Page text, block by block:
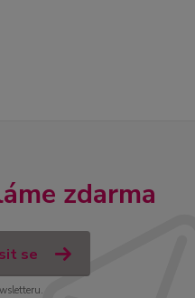
zdarma
se